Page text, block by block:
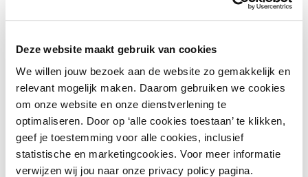
Deze website maakt gebruik van cookies
We willen jouw bezoek aan de website zo gemakkelijk en
relevant mogelijk maken. Daarom gebruiken we cookies
om onze website en onze dienstverlening te
optimaliseren. Door op ‘alle cookies toestaan’ te klikken,
geef je toestemming voor alle cookies, inclusief
statistische en marketingcookies. Voor meer informatie
verwijzen wij jou naar onze privacy policy pagina.
Het zorgt niet alleen voor een open houding maar ook
voor mooie ontmoetingen en gesprekken die je
verrijken. Want het verkopen van spullen is belangrijk,
maar ontmoetingen met klanten en de
maatschappelijke waarde hiervan is eigenlijk waar het
om draait.
Een hele fijne Koningsdag!